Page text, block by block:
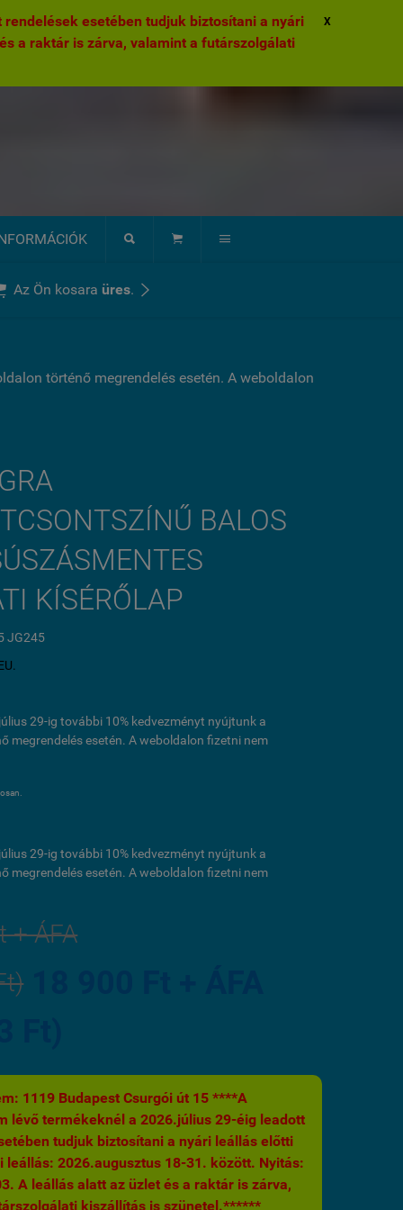
esetében tudjuk biztosítani a nyári
a raktár is zárva, valamint a futárszolgálati
X
  
Az Ön kosara üres. 
történő megrendelés esetén. A weboldalon
BALOS
KÍSÉRŐLAP
JG245
29-ig további 10% kedvezményt nyújtunk a
megrendelés esetén. A weboldalon fizetni nem
29-ig további 10% kedvezményt nyújtunk a
megrendelés esetén. A weboldalon fizetni nem
+ ÁFA
1119 Budapest Csurgói út 15 ****A
lévő termékeknél a 2026.július 29-éig leadott
tudjuk biztosítani a nyári leállás előtti
leállás: 2026.augusztus 18-31. között. Nyitás:
A leállás alatt az üzlet és a raktár is zárva,
kiszállítás is szünetel.******